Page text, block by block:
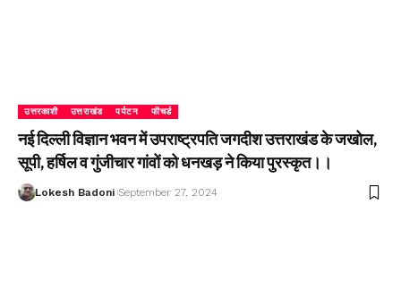
उत्तरकाशी उत्तराखंड पर्यटन फीचर्ड
नई दिल्ली विज्ञान भवन में उपराष्ट्रपति जगदीश उत्तराखंड के जखोल,
सूपी, हर्षिल व गुंजीचार गांवों को धनखड़ ने किया पुरस्कृत।।
Lokesh Badoni September 27, 2024